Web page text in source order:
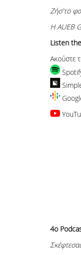
Ζήσ'το
Η AUEB
Listen
Ακούστε
4o